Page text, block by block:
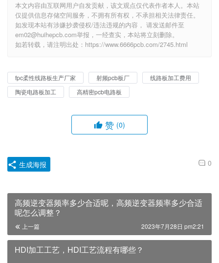
本文内容由互联网用户自发贡献，该文观点仅代表作者本人。本站
仅提供信息存储空间服务，不拥有所有权，不承担相关法律责任。
如发现本站有涉嫌抄袭侵权/违法违规的内容， 请发送邮件至
em02@huihepcb.com举报，一经查实，本站将立刻删除。
如若转载，请注明出处：https://www.6666pcb.com/2745.html
fpc柔性线路板生产厂家 射频pcb板厂
线路板加工费用
陶瓷电路板加工
高精密pcb电路板
赞 (0)
0
生成海报
高频逆变器频率多少合适呢，高频逆变器频率多少合适
呢怎么调整？
上一篇 2023年7月28日 pm2:21
HDI加工工艺，HDI工艺流程有哪些？